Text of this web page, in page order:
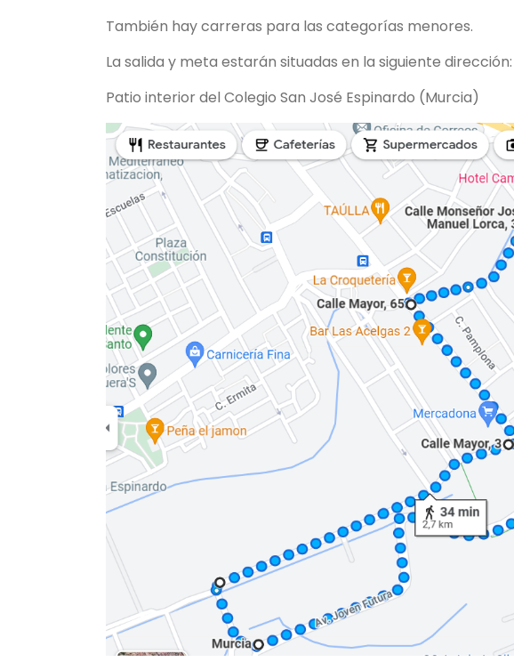
También hay carreras para las categorías menores.
La salida y meta estarán situadas en la siguiente dirección:
Patio interior del Colegio San José Espinardo (Murcia)